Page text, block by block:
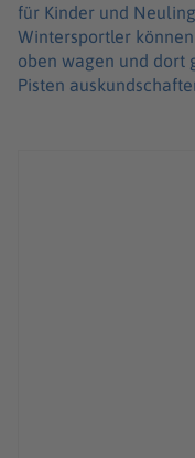
für Kinder und
Wintersportler
oben wagen und dort
Pisten